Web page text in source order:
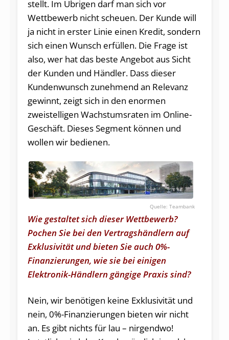
stellt. Im Übrigen darf man sich vor
Wettbewerb nicht scheuen. Der Kunde will
ja nicht in erster Linie einen Kredit, sondern
sich einen Wunsch erfüllen. Die Frage ist
also, wer hat das beste Angebot aus Sicht
der Kunden und Händler. Dass dieser
Kundenwunsch zunehmend an Relevanz
gewinnt, zeigt sich in den enormen
zweistelligen Wachstumsraten im Online-
Geschäft. Dieses Segment können und
wollen wir bedienen.
Teambank
Wie gestaltet sich dieser Wettbewerb?
Pochen Sie bei den Vertragshändlern auf
Exklusivität und bieten Sie auch 0%-
Finanzierungen, wie sie bei einigen
Elektronik-Händlern gängige Praxis sind?
Nein, wir benötigen keine Exklusivität und
nein, 0%-Finanzierungen bieten wir nicht
an. Es gibt nichts für lau – nirgendwo!